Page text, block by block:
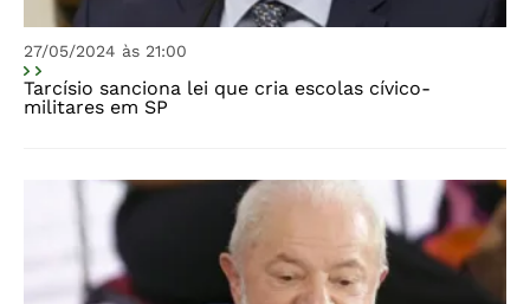
27/05/2024 às 21:00
Tarcísio sanciona lei que cria escolas cívico-
militares em SP